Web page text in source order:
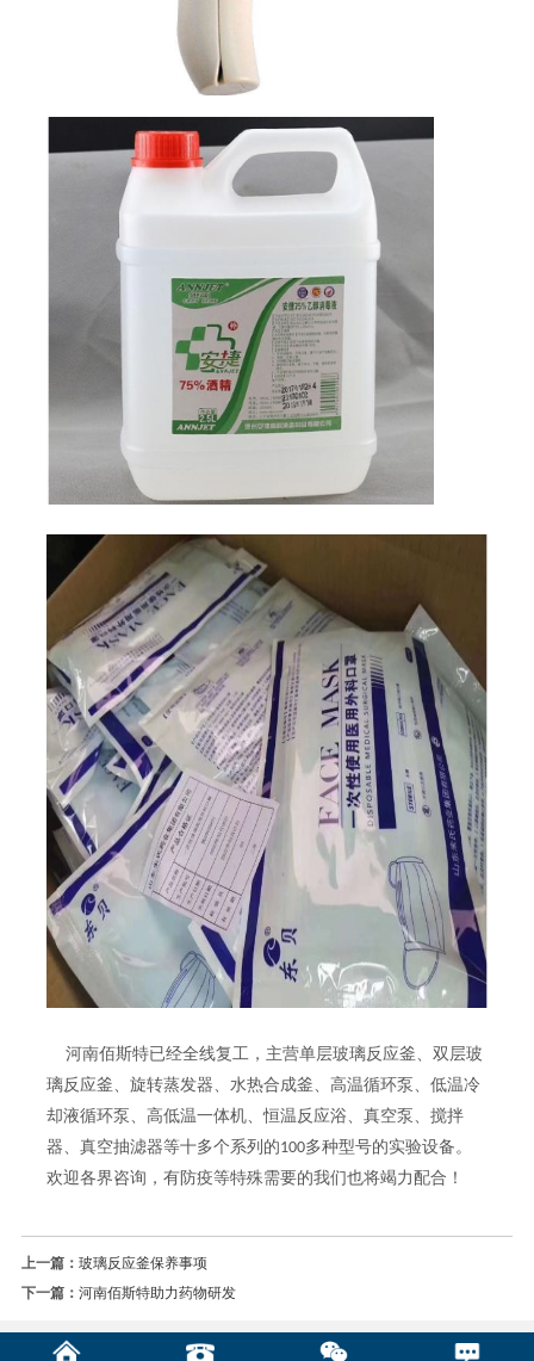
河南佰斯特已经全线复工，主营单层玻璃反应釜、双层玻
璃反应釜、旋转蒸发器、水热合成釜、高温循环泵、低温冷
却液循环泵、高低温一体机、恒温反应浴、真空泵、搅拌
器、真空抽滤器等十多个系列的100多种型号的实验设备。
欢迎各界咨询，有防疫等特殊需要的我们也将竭力配合！
上一篇： 玻璃反应釜保养事项
下一篇： 河南佰斯特助力药物研发